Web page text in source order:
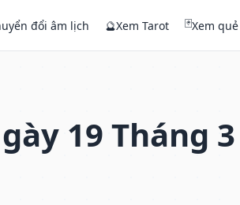
đổi âm lịch 🔮Xem Tarot 🃏Xem quẻ
19 Tháng